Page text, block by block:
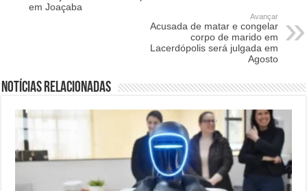
em Joaçaba
Avançar
Acusada de matar e congelar
corpo de marido em
Lacerdópolis será julgada em
Agosto
Notícias relacionadas